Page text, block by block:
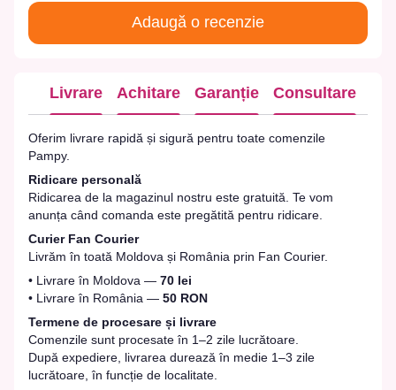
Adaugă o recenzie
Livrare Achitare Garanție Consultare
Oferim livrare rapidă și sigură pentru toate comenzile
Pampy.
Ridicare personală
Ridicarea de la magazinul nostru este gratuită. Te vom
anunța când comanda este pregătită pentru ridicare.
Curier Fan Courier
Livrăm în toată Moldova și România prin Fan Courier.
• Livrare în Moldova — 70 lei
• Livrare în România — 50 RON
Termene de procesare și livrare
Comenzile sunt procesate în 1–2 zile lucrătoare.
După expediere, livrarea durează în medie 1–3 zile
lucrătoare, în funcție de localitate.